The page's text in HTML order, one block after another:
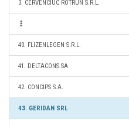
3. CERVENCIUC ROTRUN S.R.L.
40. FLIZENLEGEN S.R.L.
41. DELTACONS SA
42. CONCIPS S.A.
43. GERIDAN SRL